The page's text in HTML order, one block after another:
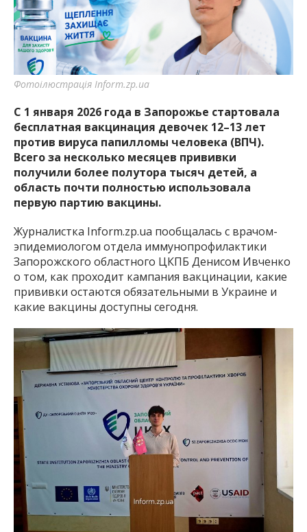
важную информацию о событиях
города Запорожья и области.
Фотоілюстрація Inform.zp.ua
С 1 января 2026 года в Запорожье стартовала
бесплатная вакцинация девочек 12–13 лет
против вируса папилломы человека (ВПЧ).
Всего за несколько месяцев прививки
получили более полутора тысяч детей, а
область почти полностью использовала
первую партию вакцины.
Журналистка Inform.zp.ua пообщалась с врачом-
эпидемиологом отдела иммунопрофилактики
Запорожского областного ЦКПБ Денисом Ивченко
о том, как проходит кампания вакцинации, какие
прививки остаются обязательными в Украине и
какие вакцины доступны сегодня.